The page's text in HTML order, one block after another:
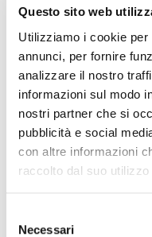
Questo sito web
Utilizziamo i cookie
annunci, per fornire
analizzare il nostro
informazioni sul modo
nostri partner che si
pubblicità e social
con altre informazioni
raccolto dal suo
delNecessari
San Benedetto del